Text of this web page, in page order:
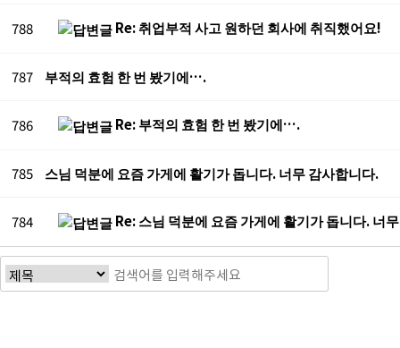
788 Re: 취업부적 사고 원하던 회사에 취직했어요!
787 부적의 효험 한 번 봤기에….
786 Re: 부적의 효험 한 번 봤기에….
785 스님 덕분에 요즘 가게에 활기가 돕니다. 너무 감사합니다.
784 Re: 스님 덕분에 요즘 가게에 활기가 돕니다. 너